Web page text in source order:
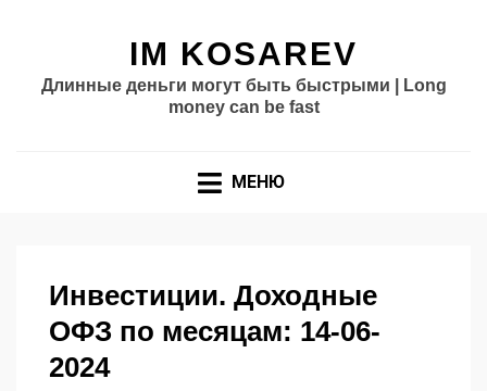
IM KOSAREV
Длинные деньги могут быть быстрыми | Long
money can be fast
МЕНЮ
Инвестиции. Доходные
ОФЗ по месяцам: 14-06-
2024